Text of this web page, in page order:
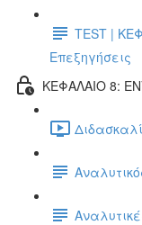
TEST |
Επεξηγήσεις
ΚΕΦΑΛΑΙΟ 8: